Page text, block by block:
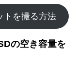
トを撮る方法
の空き容量を